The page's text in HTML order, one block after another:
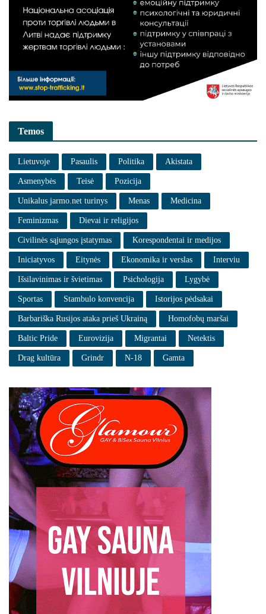
Temos
Lietuvoje Pasaulis Politika Akistata
Asmenybės Teisė Pozicija
Unikalus jarmo.net turinys Menas Medicina
Feminizmas Dievai ir religijos
Civilinės sąjungos įstatymas Korespondentai ir medijos
Iniciatyvos Eitynės Ekonomika ir verslas Interviu
Išsilavinimas ir švietimas Psichologija Lygybė
Sportas Stambulo konvencija Istorijos pėdsakai
Barbariška Rusijos ataka prieš Ukrainą Homofobų maršai
Baltic Pride Eurovizija Migrantai Netektis
Drag kultūra Grindr N-18 Gamta